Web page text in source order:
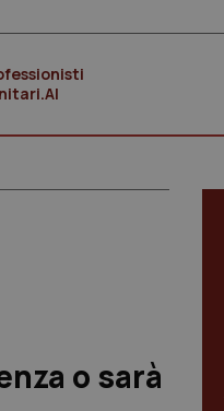
o sarà